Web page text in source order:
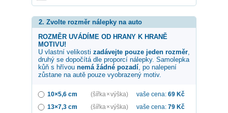
2. Zvolte rozměr nálepky na auto
ROZMĚR UVÁDÍME OD HRANY K HRANĚ
MOTIVU!
U vlastní velikosti zadávejte pouze jeden rozměr,
druhý se dopočítá dle proporcí nálepky. Samolepka
kůň s hřívou nemá žádné pozadí, po nalepení
zůstane na autě pouze vyobrazený motiv.
10×5,6 cm (šířka × výška) vaše cena: 69 Kč
13×7,3 cm
(šířka × výška) vaše cena: 79 Kč